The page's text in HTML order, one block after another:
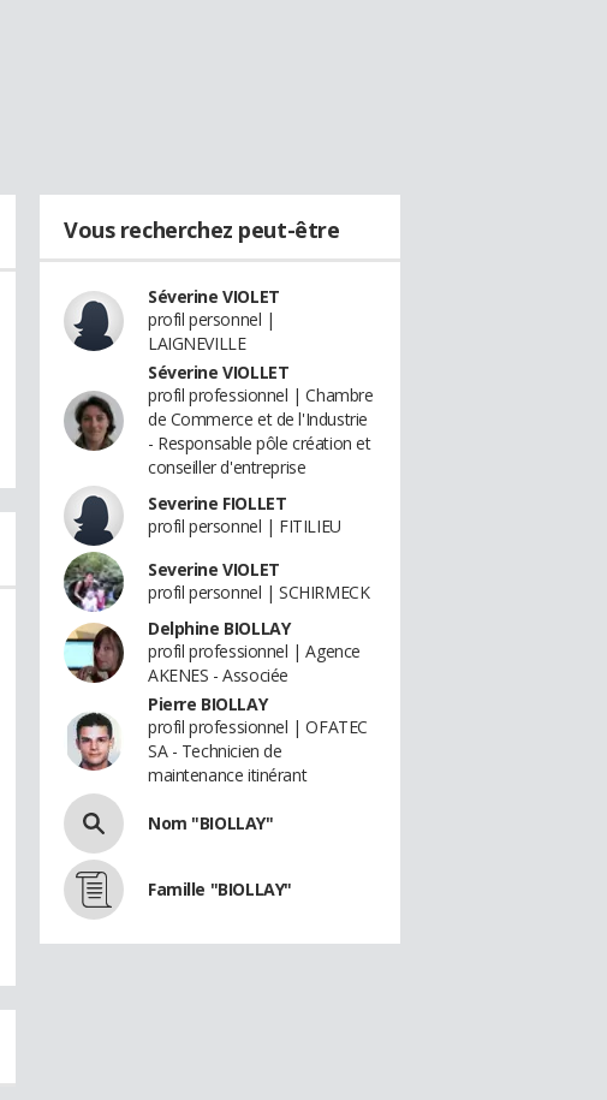
Vous recherchez peut-être
Séverine VIOLET
profil personnel |
LAIGNEVILLE
Séverine VIOLLET
profil professionnel | Chambre
de Commerce et de l'Industrie
- Responsable pôle création et
conseiller d'entreprise
Severine FIOLLET
profil personnel | FITILIEU
Severine VIOLET
profil personnel | SCHIRMECK
Delphine BIOLLAY
profil professionnel | Agence
AKENES - Associée
Pierre BIOLLAY
profil professionnel | OFATEC
SA - Technicien de
maintenance itinérant
Nom "BIOLLAY"
Famille "BIOLLAY"